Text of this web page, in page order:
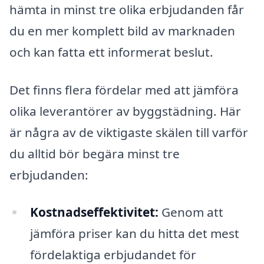
hämta in minst tre olika erbjudanden får
du en mer komplett bild av marknaden
och kan fatta ett informerat beslut.
Det finns flera fördelar med att jämföra
olika leverantörer av byggstädning. Här
är några av de viktigaste skälen till varför
du alltid bör begära minst tre
erbjudanden:
Kostnadseffektivitet: Genom att
jämföra priser kan du hitta det mest
fördelaktiga erbjudandet för